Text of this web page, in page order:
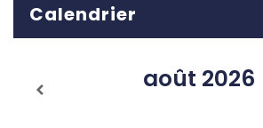
Calendrier
août 2026